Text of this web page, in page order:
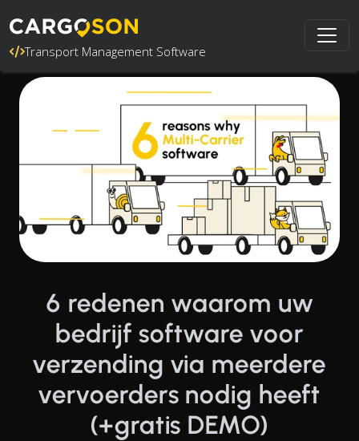
Transport Management Software
6 redenen waarom uw
bedrijf software voor
verzending via meerdere
vervoerders nodig heeft
(+gratis DEMO)